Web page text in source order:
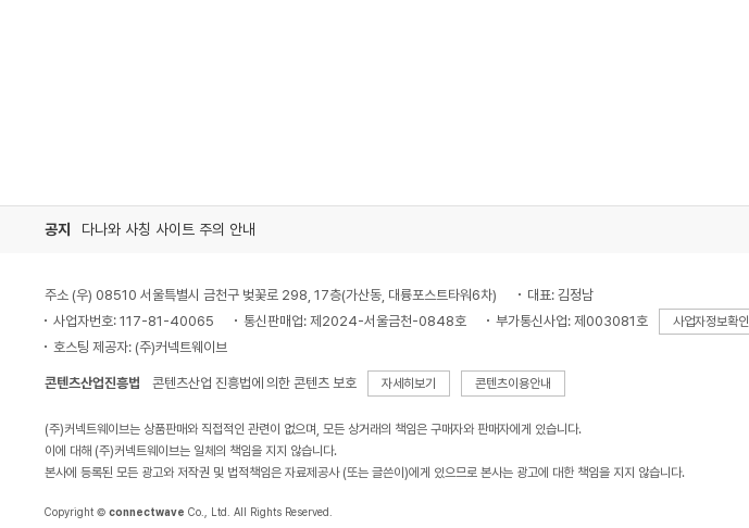
공지 다나와 사칭 사이트 주의 안내
주소 (우) 08510 서울특별시 금천구 벚꽃로 298, 17층(가산동, 대륭포스트타워6차)
대표: 김정남
사업자번호: 117-81-40065
통신판매업: 제2024-서울금천-0848호 부가통신사업: 제003081호 사업자정보확인
호스팅 제공자: (주)커넥트웨이브
콘텐츠산업진흥법 콘텐츠산업 진흥법에 의한 콘텐츠 보호 자세히보기 콘텐츠이용안내
(주)커넥트웨이브는 상품판매와 직접적인 관련이 없으며, 모든 상거래의 책임은 구매자와 판매자에게 있습니다.
이에 대해 (주)커넥트웨이브는 일체의 책임을 지지 않습니다.
본사에 등록된 모든 광고와 저작권 및 법적책임은 자료제공사 (또는 글쓴이)에게 있으므로 본사는 광고에 대한 책임을 지지 않습니다.
Copyright © connectwave Co., Ltd. All Rights Reserved.